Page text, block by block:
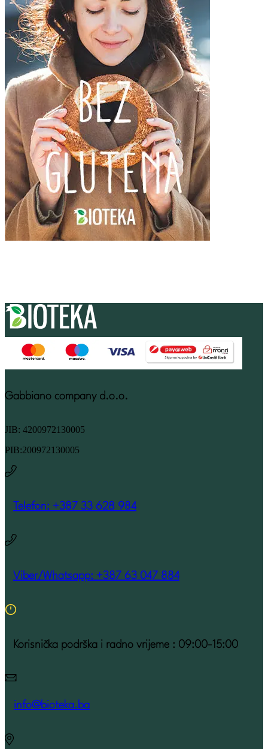
Gabbiano company d.o.o.
JIB: 4200972130005
PIB:200972130005
Telefon: +387 33 628 984
Viber/Whatsapp: +387 63 047 884
Korisnička podrška i radno vrijeme : 09:00-15:00
info@bioteka.ba